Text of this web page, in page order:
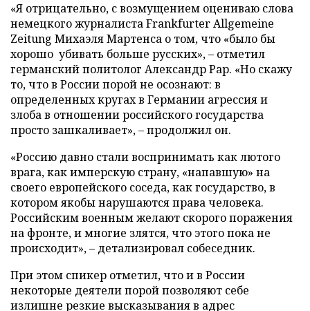
«Я отрицательно, с возмущением оцениваю слова
немецкого журналиста Frankfurter Allgemeine
Zeitung Михаэля Мартенса о том, что «было бы
хорошо убивать больше русских», – отметил
германский политолог Александр Рар. «Но скажу
то, что в России порой не осознают: в
определенных кругах в Германии агрессия и
злоба в отношении российского государства
просто зашкаливает», – продолжил он.
«Россию давно стали воспринимать как лютого
врага, как имперскую страну, «напавшую» на
своего европейского соседа, как государство, в
котором якобы нарушаются права человека.
Российским военным желают скорого поражения
на фронте, и многие злятся, что этого пока не
происходит», – детализировал собеседник.
При этом спикер отметил, что и в России
некоторые деятели порой позволяют себе
излишне резкие высказывания в адрес